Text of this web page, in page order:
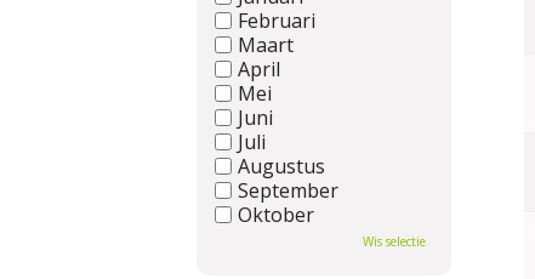
Februari
Maart
April
Mei
Juni
Juli
Augustus
September
Oktober
Wis selectie